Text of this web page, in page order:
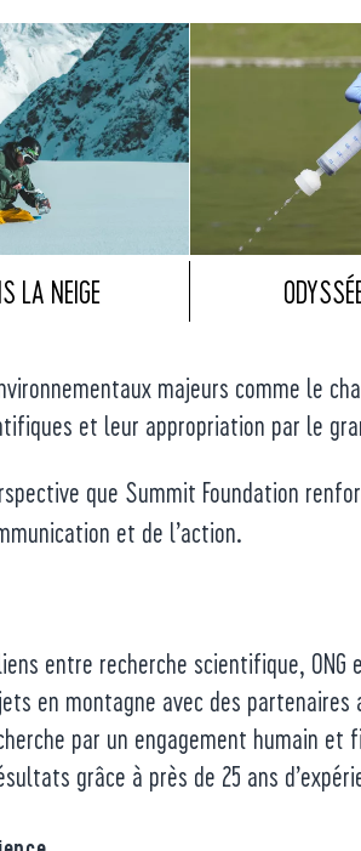
LA NEIGE
majeurs comme le
et leur appropriation par le
que Summit Foundation
et de l’action.
entre recherche scientifique, ONG
en montagne avec des partenaires
par un engagement humain et
grâce à près de 25 ans